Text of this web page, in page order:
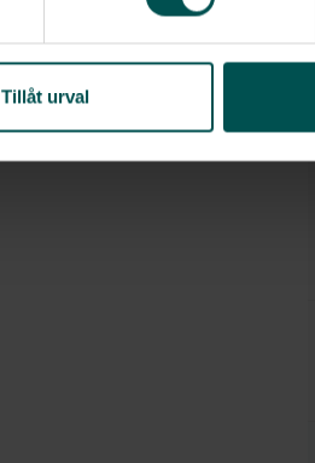
Tillåt urval